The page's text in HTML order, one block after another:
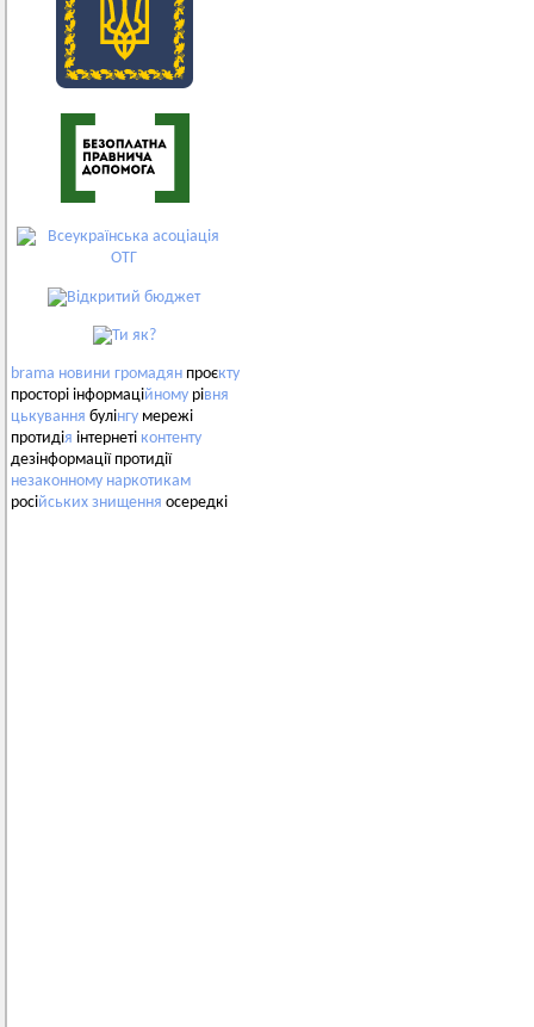
brama новини громадян проєкту
просторі інформаційному рівня
цькування булінгу мережі
протидія інтернеті контенту
дезінформації протидії
незаконному наркотикам
російських знищення осередкі